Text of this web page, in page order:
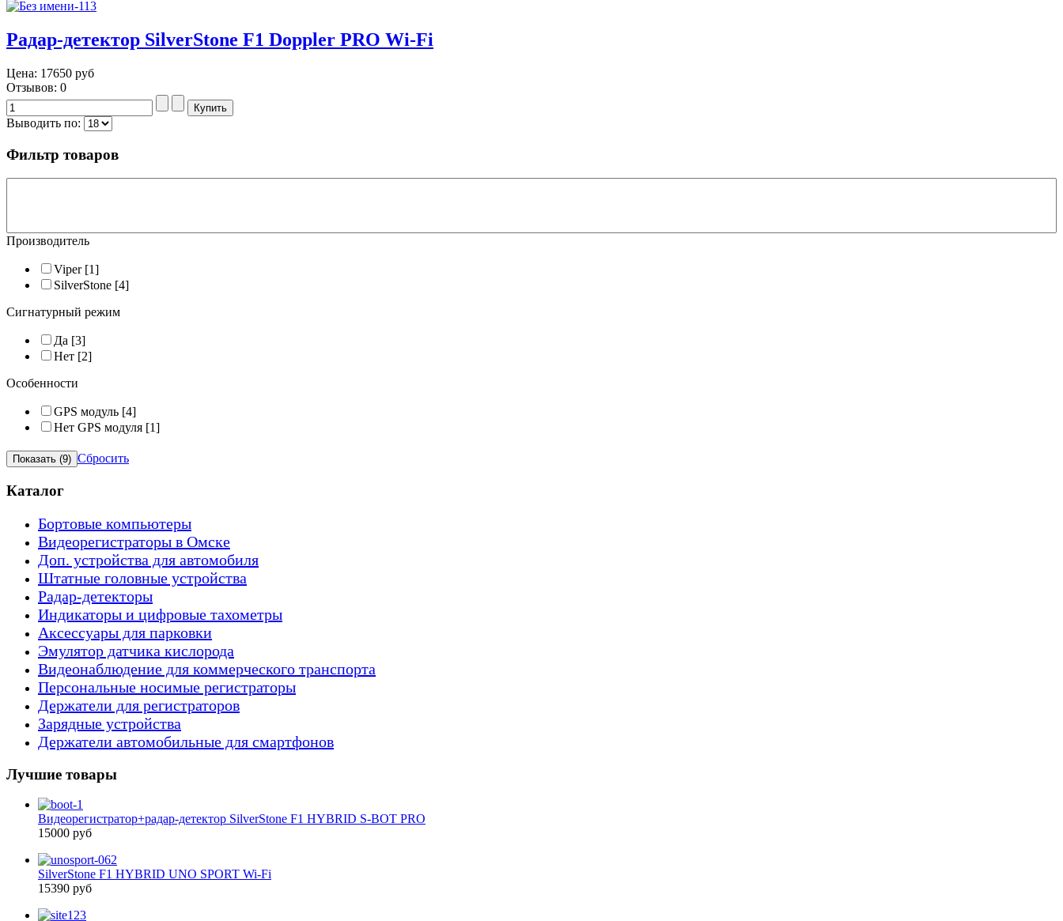
Радар-детектор SilverStone F1 Doppler PRO Wi-Fi
Цена: 17650 руб
Отзывов: 0
Выводить по:
Фильтр товаров
Производитель
Viper[1]
SilverStone [4]
Сигнатурный режим
Да [3]
Нет [2]
Особенности
GPS модуль [4]
Нет GPS модуля [1]
Сбросить
Каталог
Бортовые компьютеры
Видеорегистраторы в Омске
Доп. устройства для автомобиля
Штатные головные устройства
Радар-детекторы
Индикаторы и цифровые тахометры
Аксессуары для парковки
Эмулятор датчика кислорода
Видеонаблюдение для коммерческого транспорта
Персональные носимые регистраторы
Держатели для регистраторов
Зарядные устройства
Держатели автомобильные для смартфонов
Лучшие товары
Видеорегистратор+радар-детектор SilverStone F1 HYBRID S-BOT PRO
15000 руб
SilverStone F1 HYBRID UNO SPORT Wi-Fi
15390 руб